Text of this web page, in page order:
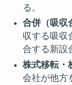
る。
合併（吸収
収する吸収
合する新設
株式移転・
会社が他方